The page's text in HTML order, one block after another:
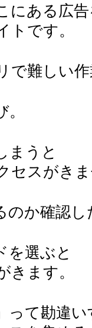
にある広
トです。
で難しい
まうと
セスがき
のか確認
を選ぶと
きます。
って勘違